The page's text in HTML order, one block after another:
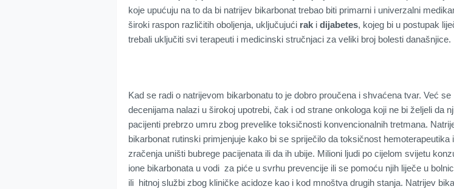
koje upućuju na to da bi natrijev bikarbonat trebao biti primarni i univerzalni
široki raspon različitih oboljenja, uključujući rak i dijabetes, kojeg bi u postupak
trebali uključiti svi terapeuti i medicinski stručnjaci za veliki broj bolesti današnjice.
Kad se radi o natrijevom bikarbonatu to je dobro proučena i shvaćena tvar. Već se
decenijama nalazi u širokoj upotrebi, čak i od strane onkologa koji ne bi željeli da
pacijenti prebrzo umru zbog prevelike toksičnosti konvencionalnih tretmana.
bikarbonat rutinski primjenjuje kako bi se spriječilo da toksičnost hemoterapeutika i
zračenja uništi bubrege pacijenata ili da ih ubije. Milioni ljudi po cijelom svijetu
ione bikarbonata u vodi za piće u svrhu prevencije ili se pomoću njih liječe u
ili hitnoj službi zbog kliničke acidoze kao i kod mnoštva drugih stanja. Natrijev